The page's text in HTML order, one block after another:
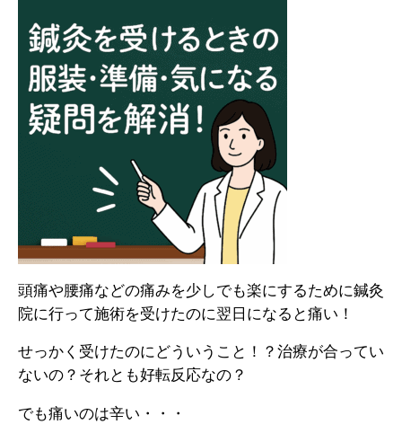
頭痛や腰痛などの痛みを少しでも楽にするために鍼灸
院に行って施術を受けたのに翌日になると痛い！
せっかく受けたのにどういうこと！？治療が合ってい
ないの？それとも好転反応なの？
でも痛いのは辛い・・・